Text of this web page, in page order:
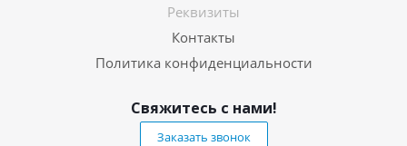
Реквизиты
Контакты
Политика конфиденциальности
Свяжитесь с нами!
Заказать звонок